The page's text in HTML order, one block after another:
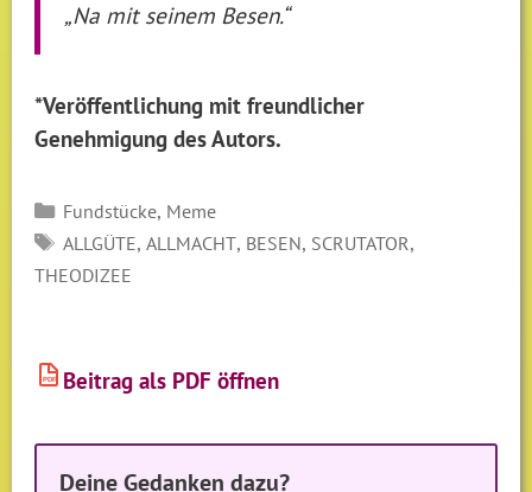
„Na mit seinem Besen.“
*Veröffentlichung mit freundlicher
Genehmigung des Autors.
Kategorien
Fundstücke, Meme
SCHLAGWÖRTER
ALLGÜTE, ALLMACHT, BESEN, SCRUTATOR,
THEODIZEE
PDF Beitrag als PDF öffnen
Deine Gedanken dazu?